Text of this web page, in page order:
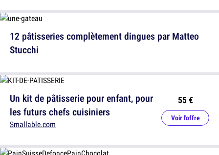
Un kit de pâtisserie pour enfant, pour
les futurs chefs cuisiniers
Smallable.com
55 €
Voir l'offre
12 pâtisseries complètement dingues par Matteo
Stucchi